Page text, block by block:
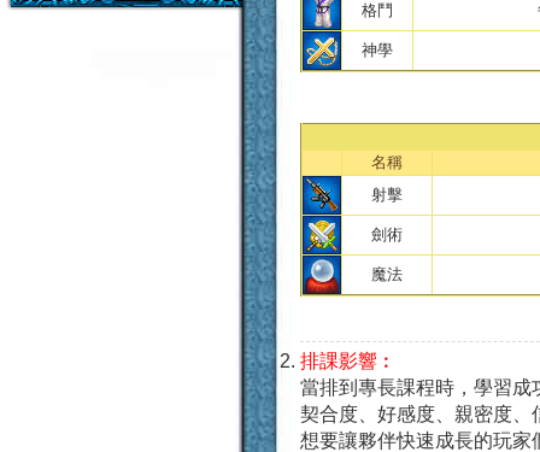
格鬥
神學
名稱
射擊
劍術
魔法
排課影響︰
當排到專長課程時，學習
契合度、好感度、親密度
想要讓夥伴快速成長的玩